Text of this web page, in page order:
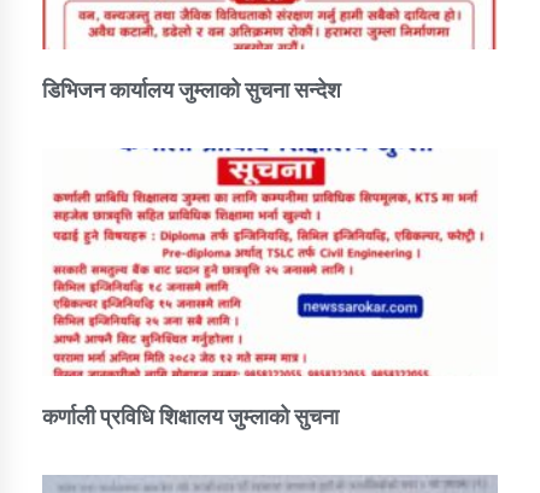
डिभिजन कार्यालय जुम्लाको सुचना सन्देश
कर्णाली प्रविधि शिक्षालय जुम्लाको सुचना